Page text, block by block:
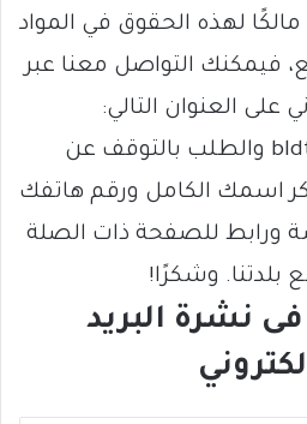
لهذه الحقوق في المواد
فيمكنك التواصل معنا عبر
على العنوان التالي:
bldtna3@gmail.com والطلب بالتوقف عن
اسمك الكامل ورقم هاتفك
ورابط للصفحة ذات الصلة
بلدتنا. وشكرًا!
نشرة البريد